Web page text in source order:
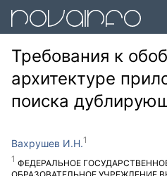
Требования к
архитектуре
поиска
Вахрушев И.Н.
ФЕДЕРАЛЬНОЕ